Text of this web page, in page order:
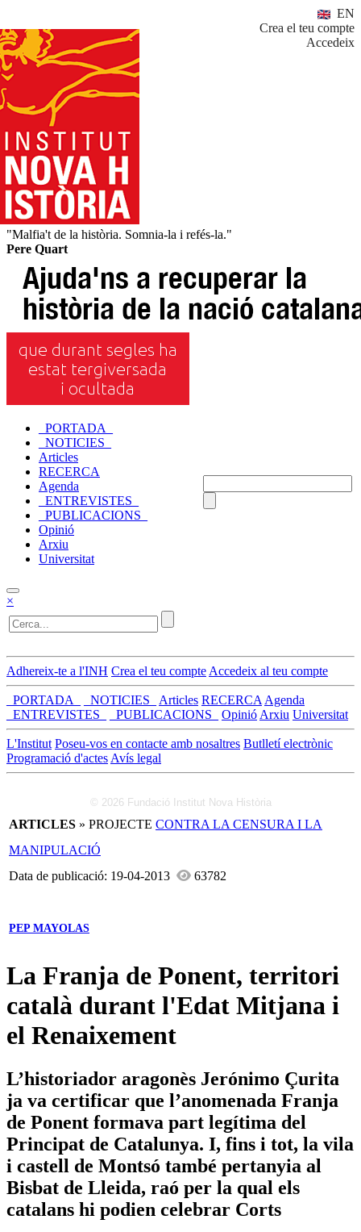
EN
Crea el teu compte
Accedeix
"Malfia't de la història. Somnia-la i refés-la."
Pere Quart
_PORTADA_
_NOTICIES_
Articles
RECERCA
Agenda
_ENTREVISTES_
_PUBLICACIONS_
Opinió
Arxiu
Universitat
×
Adhereix-te a l'INH Crea el teu compte Accedeix al teu compte
_PORTADA_ _NOTICIES_ Articles RECERCA Agenda
_ENTREVISTES_
_PUBLICACIONS_ Opinió Arxiu Universitat
L'Institut Poseu-vos en contacte amb nosaltres Butlletí electrònic
Programació d'actes Avís legal
© 2026 Fundació Institut Nova Història
ARTICLES » PROJECTE CONTRA LA CENSURA I LA
MANIPULACIÓ
Data de publicació: 19-04-2013
63782
PEP MAYOLAS
La Franja de Ponent, territori
català durant l'Edat Mitjana i
el Renaixement
L’historiador aragonès Jerónimo Çurita
ja va certificar que l’anomenada Franja
de Ponent formava part legítima del
Principat de Catalunya. I, fins i tot, la vila
i castell de Montsó també pertanyia al
Bisbat de Lleida, raó per la qual els
catalans hi podien celebrar Corts